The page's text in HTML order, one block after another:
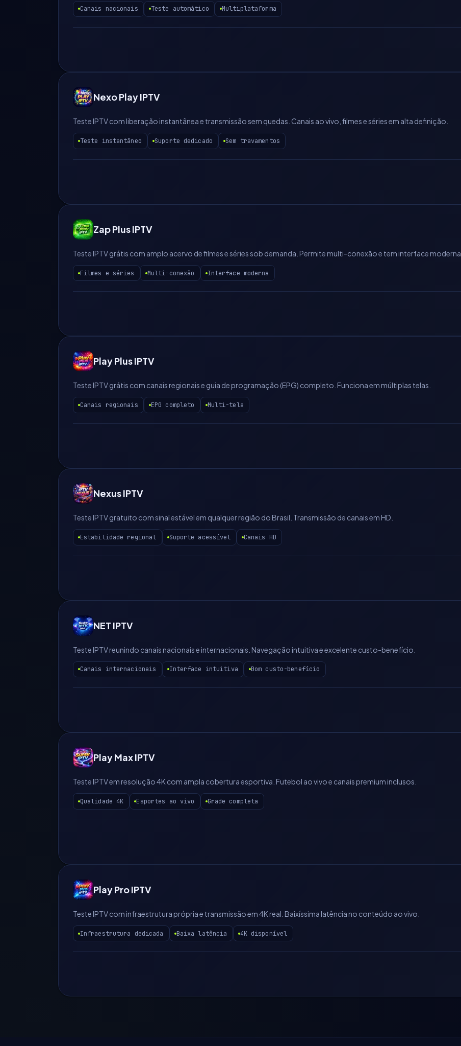
Canais nacionais Teste automático Multiplataforma
Nexo Play IPTV
Teste IPTV com liberação instantânea e transmissão sem quedas. Canais ao vivo, filmes e séries em alta definição.
Teste instantâneo Suporte dedicado Sem travamentos
Zap Plus IPTV
Teste IPTV grátis com amplo acervo de filmes e séries sob demanda. Permite multi-conexão e tem interface moderna.
Filmes e séries Multi-conexão Interface moderna
Play Plus IPTV
Teste IPTV grátis com canais regionais e guia de programação (EPG) completo. Funciona em múltiplas telas.
Canais regionais EPG completo Multi-tela
Nexus IPTV
Teste IPTV gratuito com sinal estável em qualquer região do Brasil. Transmissão de canais em HD.
Estabilidade regional Suporte acessível Canais HD
NET IPTV
Teste IPTV reunindo canais nacionais e internacionais. Navegação intuitiva e excelente custo-benefício.
Canais internacionais Interface intuitiva Bom custo-benefício
Play Max IPTV
Teste IPTV em resolução 4K com ampla cobertura esportiva. Futebol ao vivo e canais premium inclusos.
Qualidade 4K Esportes ao vivo Grade completa
Play Pro IPTV
Teste IPTV com infraestrutura própria e transmissão em 4K real. Baixíssima latência no conteúdo ao vivo.
Infraestrutura dedicada Baixa latência 4K disponível